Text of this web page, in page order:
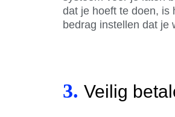
dat je hoeft te doen, is
bedrag instellen dat je
3. Veilig